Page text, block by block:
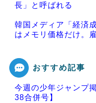
長」と呼ばれる
韓国メディア「経済
はメモリ価格だけ。
Powered by livedoor
おすすめ記事
今週の少年ジャンプ
38合併号】